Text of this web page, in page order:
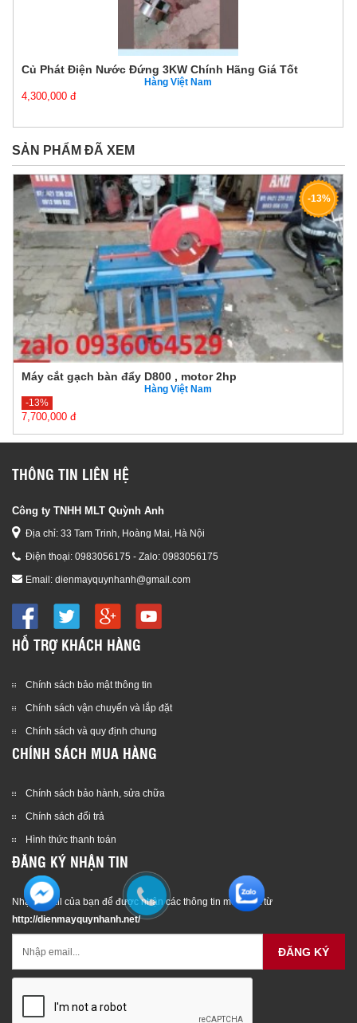
Củ Phát Điện Nước Đứng 3KW Chính Hãng Giá Tốt
Hàng Việt Nam
4,300,000 đ
SẢN PHẨM ĐÃ XEM
-13%
Máy cắt gạch bàn đẩy D800 , motor 2hp
Hàng Việt Nam
-13%
7,700,000 đ
8,800,000 đ
THÔNG TIN LIÊN HỆ
Công ty TNHH MLT Quỳnh Anh
Địa chỉ: 33 Tam Trinh, Hoàng Mai, Hà Nội
Điện thoại: 0983056175 - Zalo: 0983056175
Email: dienmayquynhanh@gmail.com
HỖ TRỢ KHÁCH HÀNG
Chính sách bảo mật thông tin
Chính sách vận chuyển và lắp đặt
Chính sách và quy định chung
CHÍNH SÁCH MUA HÀNG
Chính sách bảo hành, sửa chữa
Chính sách đổi trả
Hình thức thanh toán
ĐĂNG KÝ NHẬN TIN
Nhập email của bạn để được nhận các thông tin mới nhất từ
http://dienmayquynhanh.net/
ĐĂNG KÝ